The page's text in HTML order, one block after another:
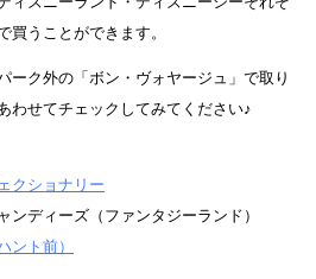
買うことができます。
ーク外の「ボン・ヴォヤージュ」で取り
わせてチェックしてみてください♪
クショナリー
ンディーズ（ファンタジーランド）
ント前）